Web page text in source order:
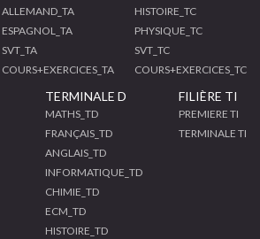
ALLEMAND_TA
ESPAGNOL_TA
SVT_TA
COURS+EXERCICES_TA
HISTOIRE_TC
PHYSIQUE_TC
SVT_TC
COURS+EXERCICES_TC
TERMINALE D
MATHS_TD
FRANÇAIS_TD
ANGLAIS_TD
INFORMATIQUE_TD
CHIMIE_TD
ECM_TD
HISTOIRE_TD
FILIÈRE TI
PREMIERE TI
TERMINALE TI